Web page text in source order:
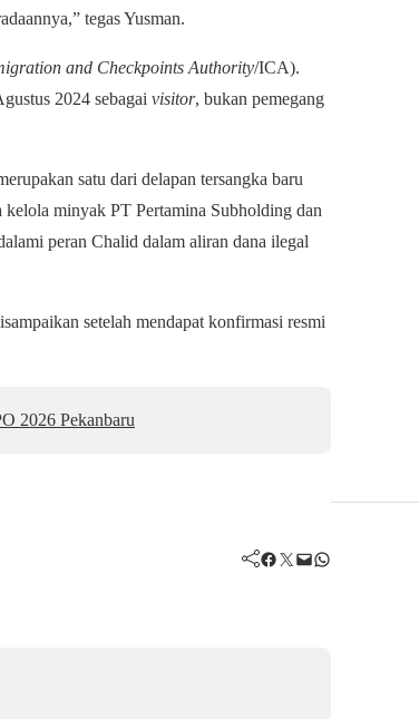
tegas Yusman.
and Checkpoints Authority/ICA).
2024 sebagai visitor, bukan pemegang
satu dari delapan tersangka baru
minyak PT Pertamina Subholding dan
peran Chalid dalam aliran dana ilegal
setelah mendapat konfirmasi resmi
2026 Pekanbaru
Facebook Twitter Mail WhatsApp